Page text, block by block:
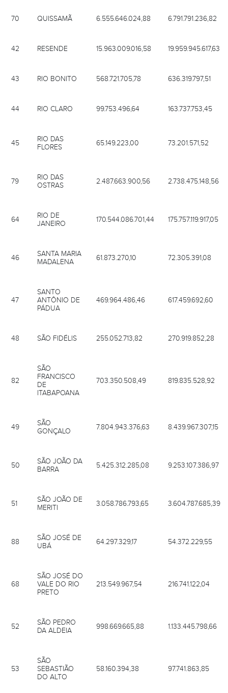
70 QUISSAMÃ 6.555.646.024,88 6.791.791.236,82
42 RESENDE 15.963.009.016,58 19.959.945.617,63
43 RIO BONITO 568.721.705,78 636.319.797,51
44 RIO CLARO 99.753.496,64 163.737.753,45
45
RIO DAS
FLORES
65.149.223,00 73.201.571,52
79
RIO DAS
OSTRAS
2.487.663.900,56 2.738.475.148,56
64
RIO DE
JANEIRO
170.544.086.701,44 175.757.119.917,05
46
SANTA MARIA
MADALENA
61.873.270,10 72.305.391,08
47
SANTO
ANTÔNIO DE
PÁDUA
469.964.486,46 617.459.692,60
48 SÃO FIDÉLIS 255.052.713,82 270.919.852,28
82
SÃO
FRANCISCO
DE
ITABAPOANA
703.350.508,49 819.835.528,92
49
SÃO
GONÇALO
7.804.943.376,63 8.439.967.307,15
50
SÃO JOÃO DA
BARRA
5.425.312.285,08 9.253.107.386,97
51
SÃO JOÃO DE
MERITI
3.058.786.793,65 3.604.787.685,39
88
SÃO JOSÉ DE
UBÁ
64.297.329,17 54.372.229,55
68
SÃO JOSÉ DO
VALE DO RIO
PRETO
213.549.967,54 216.741.122,04
52
SÃO PEDRO
DA ALDEIA
998.669.665,88 1.133.445.798,66
53
SÃO
SEBASTIÃO
DO ALTO
58.160.394,38 97.741.863,85